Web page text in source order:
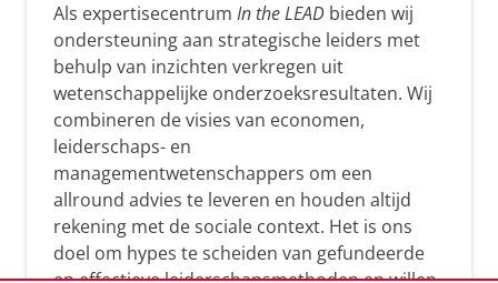
Als expertisecentrum In the LEAD bieden wij
ondersteuning aan strategische leiders met
behulp van inzichten verkregen uit
wetenschappelijke onderzoeksresultaten. Wij
combineren de visies van economen,
leiderschaps- en
managementwetenschappers om een
allround advies te leveren en houden altijd
rekening met de sociale context. Het is ons
doel om hypes te scheiden van gefundeerde